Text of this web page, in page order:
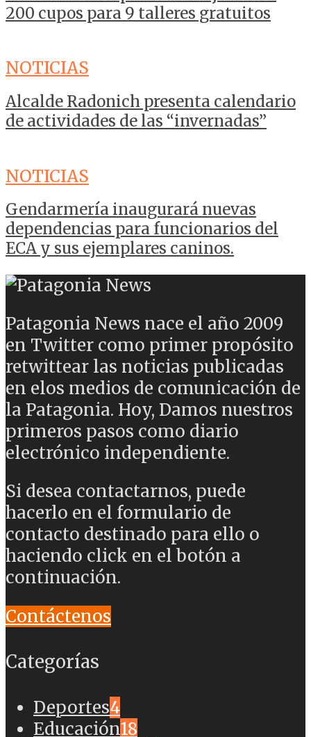
200 cupos para 9 talleres gratuitos
NOTICIAS
Alcalde Radonich presenta calendario
de actividades de las “invernadas”
NOTICIAS
Gendarmería inaugurará nuevas
dependencias para funcionarios del
ECA y sus ejemplares caninos.
Patagonia News nace el año 2009
en Twitter como primer propósito
retwittear las noticias publicadas
en elos medios de comunicación de
la Patagonia. Hoy, Damos nuestros
primeros pasos como diario
electrónico independiente.
Si desea contactarnos, puede
hacerlo en el formulario de
contacto destinado para ello o
haciendo click en el botón a
continuación.
Contáctenos
Categorías
Deportes4
Educación18